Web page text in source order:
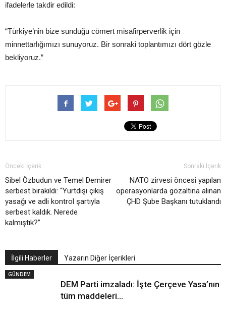
ifadelerle takdir edildi:
“Türkiye’nin bize sunduğu cömert misafirperverlik için
minnettarlığımızı sunuyoruz. Bir sonraki toplantımızı dört gözle
bekliyoruz.”
Önceki İçerik
Sibel Özbudun ve Temel Demirer
serbest bırakıldı: “Yurtdışı çıkış
yasağı ve adli kontrol şartıyla
serbest kaldık. Nerede
kalmıştık?”
Sonraki İçerik
NATO zirvesi öncesi yapılan
operasyonlarda gözaltına alınan
ÇHD Şube Başkanı tutuklandı
İlgili Haberler Yazarın Diğer İçerikleri
GÜNDEM
DEM Parti imzaladı: İşte Çerçeve Yasa’nın
tüm maddeleri…